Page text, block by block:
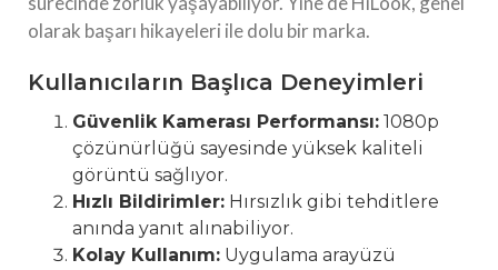
olarak başarı hikayeleri ile dolu bir marka.
Kullanıcıların Başlıca Deneyimleri
Güvenlik Kamerası Performansı: 1080p
çözünürlüğü sayesinde yüksek kaliteli
görüntü sağlıyor.
Hızlı Bildirimler: Hırsızlık gibi tehditlere
anında yanıt alınabiliyor.
Kolay Kullanım: Uygulama arayüzü